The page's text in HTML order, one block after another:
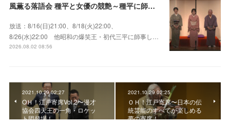
風薫る落語会 種平と女優の競艶～種平に師事した女優たちが百花繚乱に咲き誇る大人気落語会
放送：8/16(日)21:00、8/18(火)22:00、
8/26(水)22:00 他昭和の爆笑王・初代三平に師事し…
2026.08.02 08:56
2021.10.29 02:27
OＨ！江戸寄席Vol.2〜漫才
協会四天王の一角・ロケッ
ト団登場！
2021.10.29 02:25
ＯＨ！江戸寄席〜日本の伝
統芸能のすべてが楽しめる
夢の寄席！